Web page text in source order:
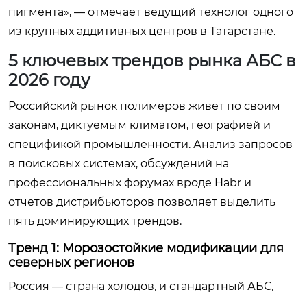
пигмента», — отмечает ведущий технолог одного
из крупных аддитивных центров в Татарстане.
5 ключевых трендов рынка АБС в
2026 году
Российский рынок полимеров живет по своим
законам, диктуемым климатом, географией и
спецификой промышленности. Анализ запросов
в поисковых системах, обсуждений на
профессиональных форумах вроде Habr и
отчетов дистрибьюторов позволяет выделить
пять доминирующих трендов.
Тренд 1: Морозостойкие модификации для
северных регионов
Россия — страна холодов, и стандартный АБС,